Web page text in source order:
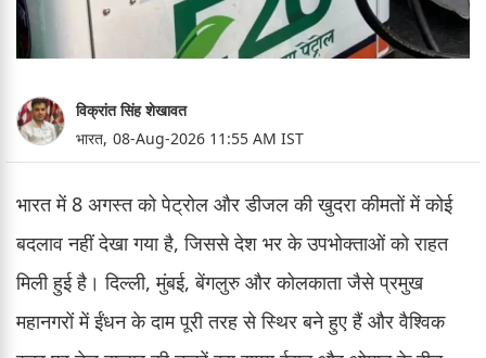
विक्रांत सिंह शेखावत
भारत, 08-Aug-2026 11:55 AM IST
भारत में 8 अगस्त को पेट्रोल और डीजल की खुदरा कीमतों में कोई
बदलाव नहीं देखा गया है, जिससे देश भर के उपभोक्ताओं को राहत
मिली हुई है। दिल्ली, मुंबई, बेंगलुरु और कोलकाता जैसे प्रमुख
महानगरों में ईंधन के दाम पूरी तरह से स्थिर बने हुए हैं और वैश्विक